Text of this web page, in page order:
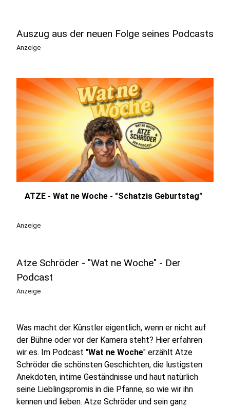
Auszug aus der neuen Folge seines Podcasts
Anzeige
ATZE - Wat ne Woche - "Schatzis Geburtstag"
Anzeige
Atze Schröder - "Wat ne Woche" - Der
Podcast
Anzeige
Was macht der Künstler eigentlich, wenn er nicht auf
der Bühne oder vor der Kamera steht? Hier erfahren
wir es. Im Podcast "Wat ne Woche" erzählt Atze
Schröder die schönsten Geschichten, die lustigsten
Anekdoten, intime Geständnisse und haut natürlich
seine Lieblingspromis in die Pfanne, so wie wir ihn
kennen und lieben. Atze Schröder und sein ganz